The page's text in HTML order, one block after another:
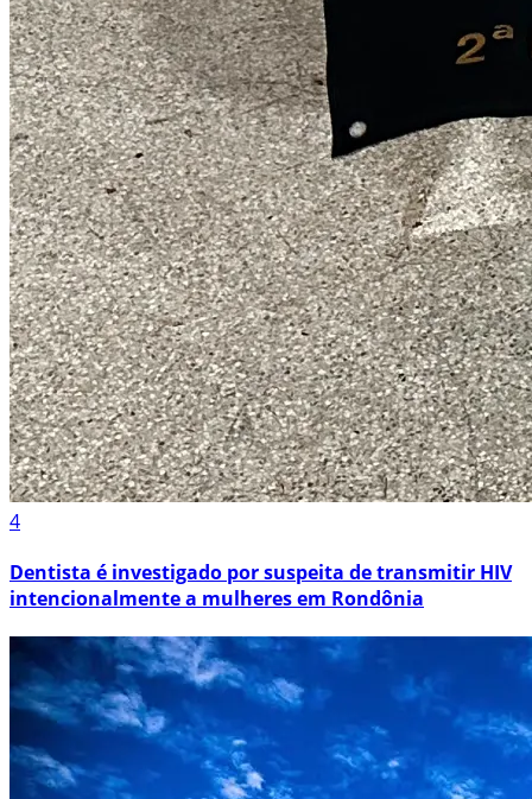
4
Dentista é investigado por suspeita de transmitir HIV
intencionalmente a mulheres em Rondônia